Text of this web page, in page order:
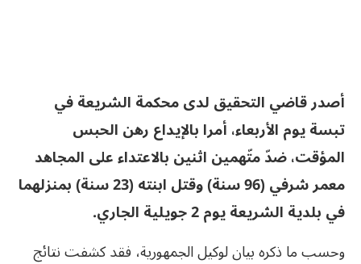
أصدر قاضي التحقيق لدى محكمة الشريعة في
تبسة يوم الأربعاء، أمرا بالإيداع رهن الحبس
المؤقت، ضدّ متّهمين اثنين بالاعتداء على المجاهد
معمر شرفي (96 سنة) وقتل ابنته (23 سنة) بمنزلهما
في بلدية الشريعة يوم 2 جويلية الجاري.
وحسب ما ذكره بيان لوكيل الجمهورية، فقد كشفت نتائج